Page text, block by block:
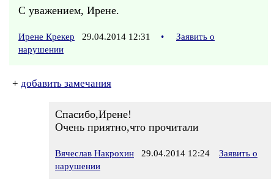
С уважением, Ирене.
Ирене Крекер 29.04.2014 12:31 •
Заявить о
нарушении
+ добавить замечания
Спасибо,Ирене!
Очень приятно,что прочитали
Вячеслав Накрохин 29.04.2014 12:24
Заявить о
нарушении